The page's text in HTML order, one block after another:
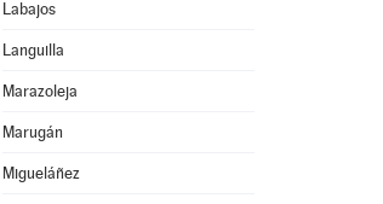
Labajos
Languilla
Marazoleja
Marugán
Migueláñez